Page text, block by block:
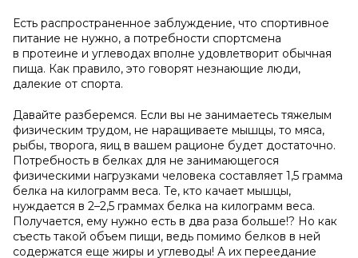
Есть распространенное заблуждение, что спортивное
питание не нужно, а потребности спортсмена
в протеине и углеводах вполне удовлетворит обычная
пища. Как правило, это говорят незнающие люди,
далекие от спорта.
Давайте разберемся. Если вы не занимаетесь тяжелым
физическим трудом, не наращиваете мышцы, то мяса,
рыбы, творога, яиц в вашем рационе будет достаточно.
Потребность в белках для не занимающегося
физическими нагрузками человека составляет 1,5 грамма
белка на килограмм веса. Те, кто качает мышцы,
нуждается в 2–2,5 граммах белка на килограмм веса.
Получается, ему нужно есть в два раза больше!? Но как
съесть такой объем пищи, ведь помимо белков в ней
содержатся еще жиры и углеводы! А их переедание